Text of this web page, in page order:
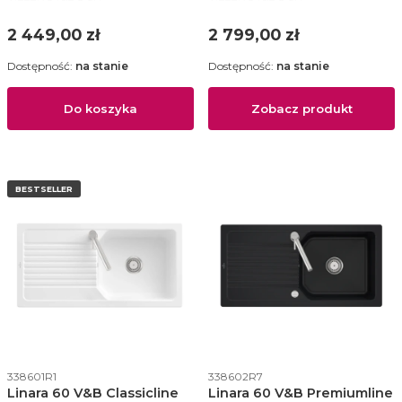
Cena
2 449,00 zł
Do koszyka
Dostępność: na stanie
Cena
2 799,00 zł
Zobacz produkt
Dostępność: na stanie
BESTSELLER
Kod produktu
338601R1
Linara 60 V&B Classicline
Kod produktu
338602R7
Linara 60 V&B Premiumline